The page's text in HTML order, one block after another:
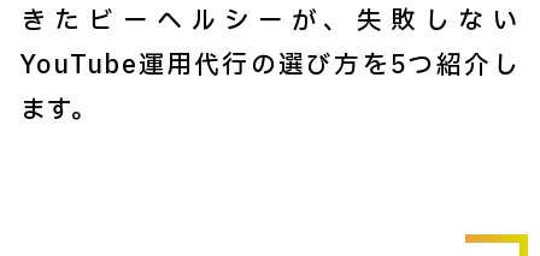
きたビーヘルシーが、失敗しない
YouTube運用代行の選び方を5つ紹介し
ます。